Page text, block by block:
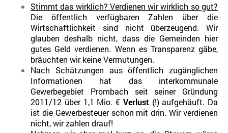
Stimmt das wirklich? Verdienen wir wirklich so gut?
Die öffentlich verfügbaren Zahlen über die
Wirtschaftlichkeit sind nicht überzeugend. Wir
glauben deshalb nicht, dass die Gemeinden hier
gutes Geld verdienen. Wenn es Transparenz gäbe,
bräuchten wir keine Vermutungen.
Nach Schätzungen aus öffentlich zugänglichen
Informationen hat das interkommunale
Gewerbegebiet Prombach seit seiner Gründung
2011/12 über 1,1 Mio. € Verlust (!) aufgehäuft. Da
ist die Gewerbesteuer schon mit drin. Wir verdienen
nicht, wir zahlen drauf!